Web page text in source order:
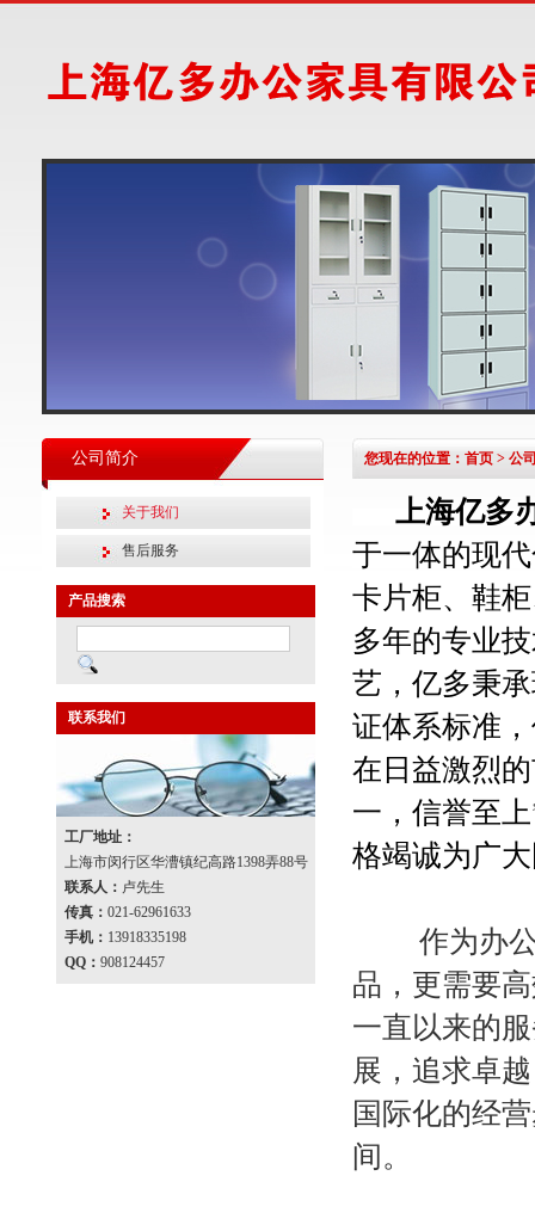
公司简介
关于我们
售后服务
产品搜索
联系我们
工厂地址：
上海市闵行区华漕镇纪高路1398弄88号
联系人： 卢先生
传真： 021-62961633
手机： 13918335198
QQ： 908124457
您现在的位置： 首页 > 公
上海亿多
于一体的现
卡片柜、鞋
多年的专业
艺，亿多秉
证体系标准
在日益激烈
一，信誉至上
格竭诚为广
作为办公
品，更需要
一直以来的
展，追求卓
国际化的经
间。